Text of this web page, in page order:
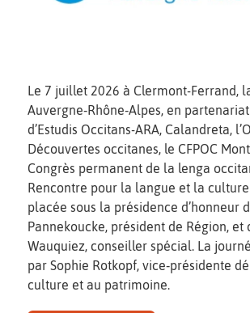
Le 7 juillet 2026 à Clermont-Ferrand,
Auvergne‑Rhône‑Alpes, en
d’Estudis Occitans-ARA, Calandreta,
Découvertes occitanes, le CFPOC
Congrès permanent de la lenga
Rencontre pour la langue et la
placée sous la présidence d’honneur
Pannekoucke, président de Région, et
Wauquiez, conseiller spécial. La
par Sophie Rotkopf, vice‑présidente
culture et au patrimoine.